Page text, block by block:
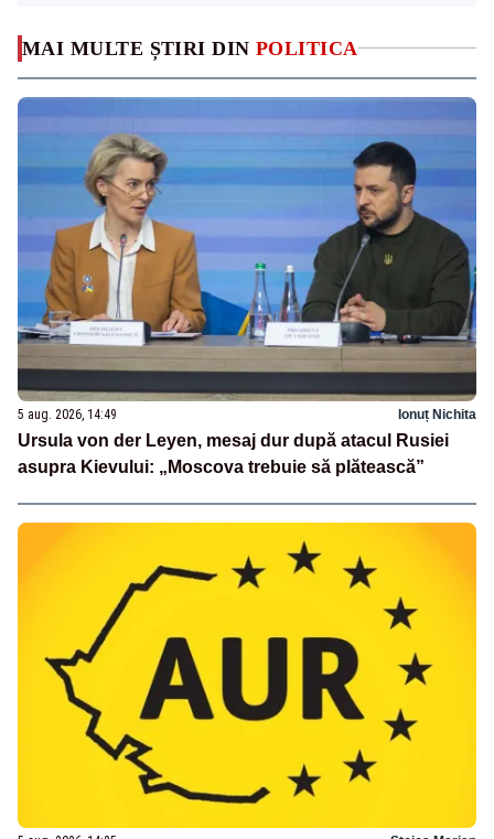
MAI MULTE ȘTIRI DIN POLITICA
5 aug. 2026, 14:49 Ionuț Nichita
Ursula von der Leyen, mesaj dur după atacul Rusiei
asupra Kievului: „Moscova trebuie să plătească”